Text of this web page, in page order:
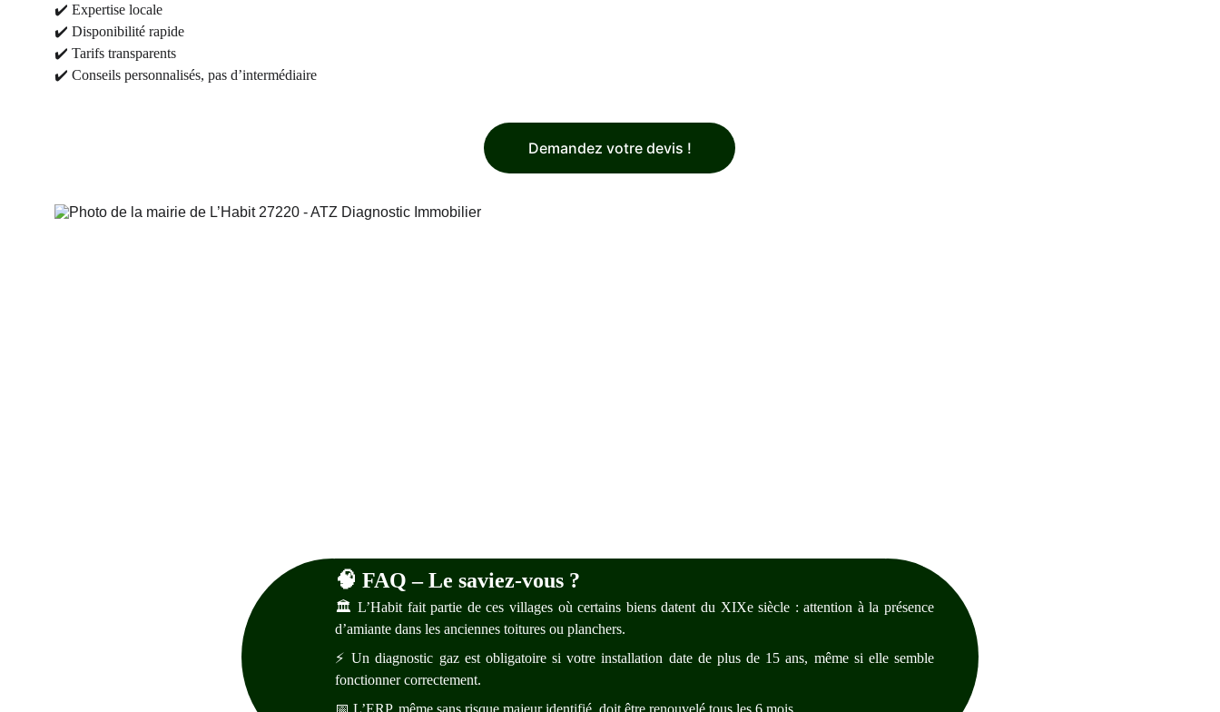
Demandez votre devis !
🧠 FAQ – Le saviez-vous ?
🏛️ L’Habit fait partie de ces villages où certains biens datent du XIXe siècle : attention à la présence
d’amiante dans les anciennes toitures ou planchers.
⚡ Un diagnostic gaz est obligatoire si votre installation date de plus de 15 ans, même si elle semble
fonctionner correctement.
📅 L’ERP, même sans risque majeur identifié, doit être renouvelé tous les 6 mois.
✔️ Expertise locale
✔️ Disponibilité rapide
✔️ Tarifs transparents
✔️ Conseils personnalisés, pas d’intermédiaire